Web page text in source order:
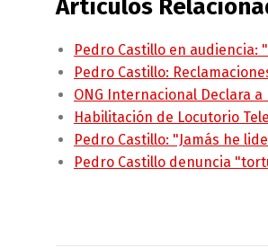
Artículos
Pedro Castillo en
Pedro Castillo:
ONG Internacional Declara
Habilitación de Locutorio
Pedro Castillo: "Jamás he
Pedro Castillo denuncia